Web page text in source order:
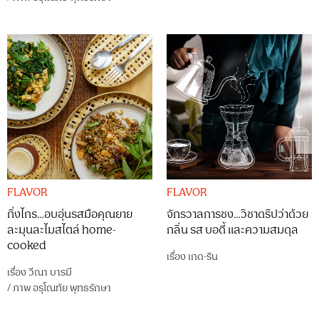
FLAVOR
กิ่งไกร…อบอุ่นรสมือคุณยาย
ละมุนละไมสไตล์ home-
cooked
เรื่องวีณา บารมี
/ภาพอรุโณทัย พุทธรักษา
FLAVOR
จักรวาลการชง…วิชาดริปว่าด้วย
กลิ่น รส บอดี้ และความสมดุล
เรื่อง เกด-ริน